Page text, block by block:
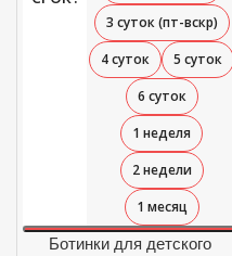
3 суток (пт-вскр)
4 суток
5 суток
6 суток
1 неделя
2 недели
1 месяц
Ботинки для детского